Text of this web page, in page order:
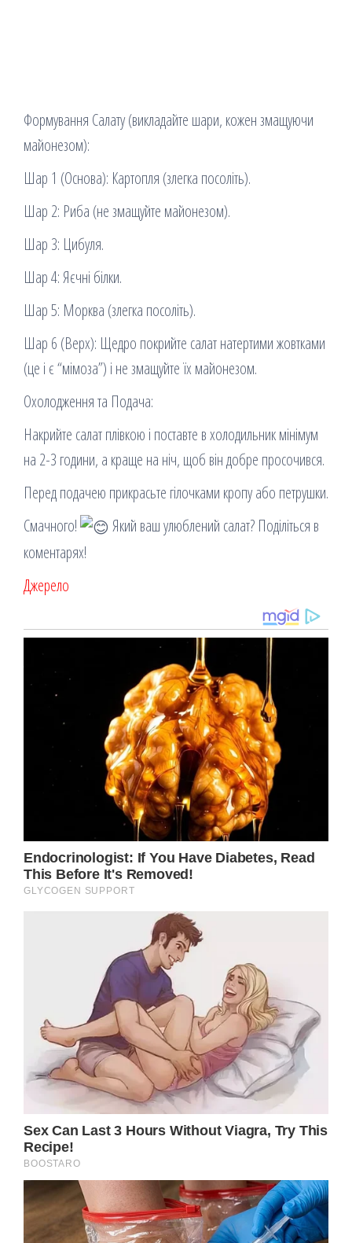
Формування Салату (викладайте шари, кожен змащуючи
майонезом):
Шар 1 (Основа): Картопля (злегка посоліть).
Шар 2: Риба (не змащуйте майонезом).
Шар 3: Цибуля.
Шар 4: Яєчні білки.
Шар 5: Морква (злегка посоліть).
Шар 6 (Верх): Щедро покрийте салат натертими жовтками
(це і є “мімоза”) і не змащуйте їх майонезом.
Охолодження та Подача:
Накрийте салат плівкою і поставте в холодильник мінімум
на 2-3 години, а краще на ніч, щоб він добре просочився.
Перед подачею прикрасьте гілочками кропу або петрушки.
Смачного!
Який ваш улюблений салат? Поділіться в
коментарях!
Джерело